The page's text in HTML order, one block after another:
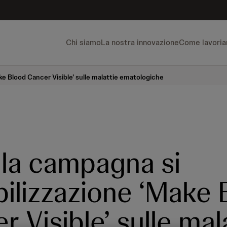
Chi siamoLa nostra innovazioneCome
Blood Cancer Visible’ sulle malattie ematologiche
campagna si
‘Make